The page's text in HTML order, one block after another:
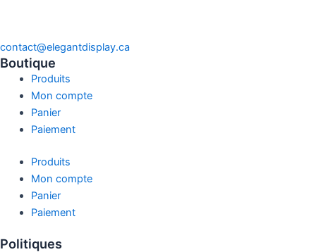
contact@elegantdisplay.ca
Boutique
Produits
Mon compte
Panier
Paiement
Produits
Mon compte
Panier
Paiement
Politiques